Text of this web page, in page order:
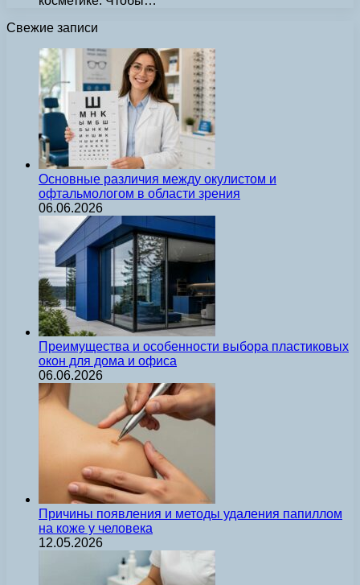
Свежие записи
Основные различия между окулистом и
офтальмологом в области зрения
06.06.2026
Преимущества и особенности выбора пластиковых
окон для дома и офиса
06.06.2026
Причины появления и методы удаления папиллом
на коже у человека
12.05.2026